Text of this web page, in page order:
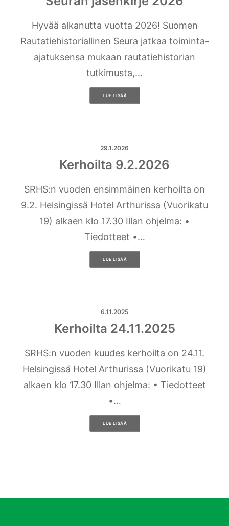
Hyvää alkanutta vuotta 2026! Suomen
Rautatiehistoriallinen Seura jatkaa toiminta-
ajatuksensa mukaan rautatiehistorian
tutkimusta,…
LUE LISÄÄ
29.1.2026
Kerhoilta 9.2.2026
SRHS:n vuoden ensimmäinen kerhoilta on
9.2. Helsingissä Hotel Arthurissa (Vuorikatu
19) alkaen klo 17.30 Illan ohjelma: •
Tiedotteet •…
LUE LISÄÄ
6.11.2025
Kerhoilta 24.11.2025
SRHS:n vuoden kuudes kerhoilta on 24.11.
Helsingissä Hotel Arthurissa (Vuorikatu 19)
alkaen klo 17.30 Illan ohjelma: • Tiedotteet
•…
LUE LISÄÄ